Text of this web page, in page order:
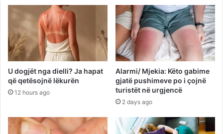
U dogjët nga dielli? Ja hapat
që qetësojnë lëkurën
12 hours ago
Alarmi/ Mjekia: Këto gabime
gjatë pushimeve po i çojnë
turistët në urgjencë
2 days ago